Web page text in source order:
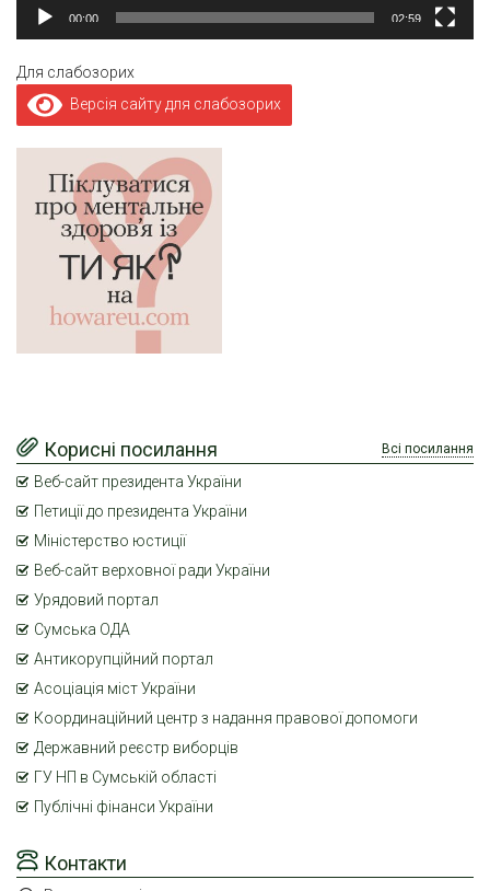
00:00 02:59
Для слабозорих
Версія сайту для слабозорих
Контакти
Корисні посилання Всі посилання
Веб-сайт президента України
Петиції до президента України
Міністерство юстиції
Веб-сайт верховної ради України
Урядовий портал
Сумська ОДА
Антикорупційний портал
Асоціація міст України
Координаційний центр з надання правової допомоги
Державний реєстр виборців
ГУ НП в Сумській області
Публічні фінанси України